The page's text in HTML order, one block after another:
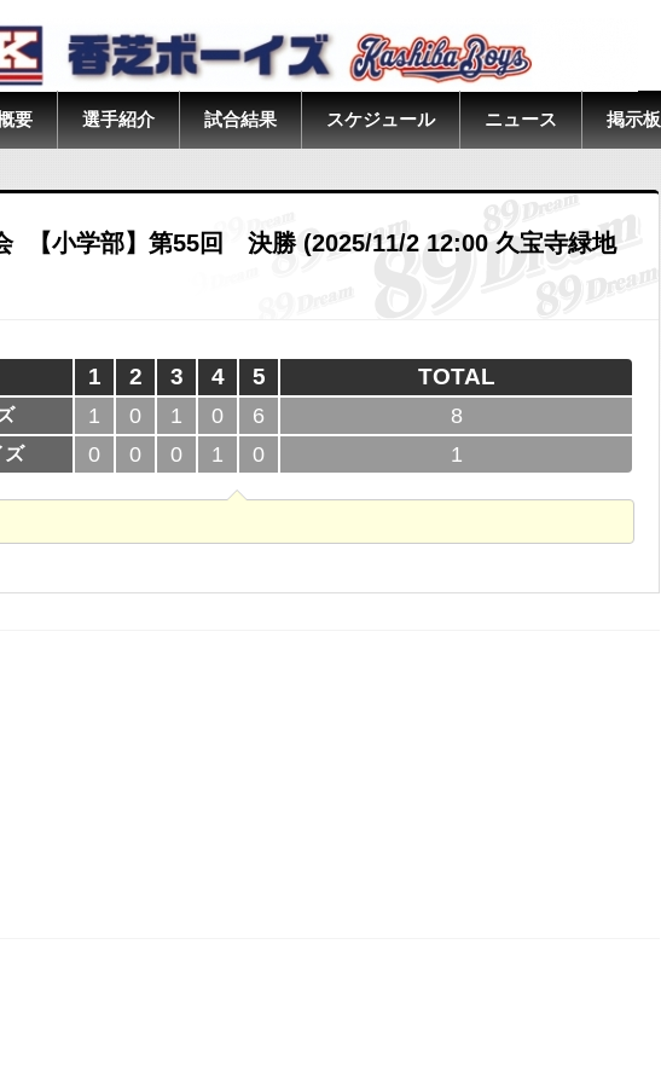
要 選手紹介 試合結果 スケジュール ニュース 掲示板
【小学部】第55回 決勝 (2025/11/2 12:00 久宝寺緑地
1 2 3 4 5 TOTAL
1 0 1 0 6 8
ズ 0 0 0 1 0 1